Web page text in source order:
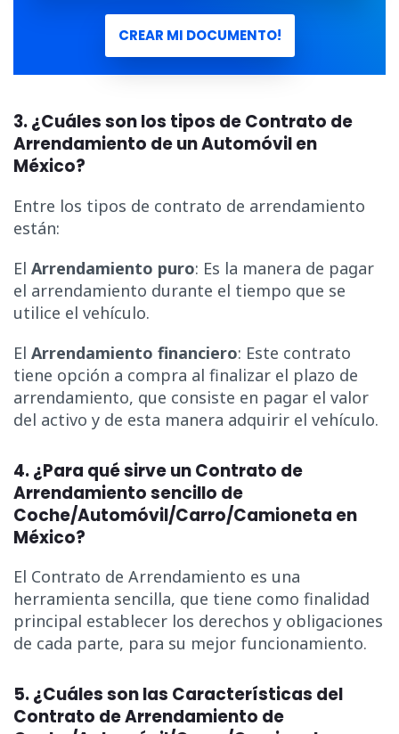
CREAR MI DOCUMENTO!
3. ¿Cuáles son los tipos de Contrato de
Arrendamiento de un Automóvil en
México?
Entre los tipos de contrato de arrendamiento
están:
El Arrendamiento puro: Es la manera de pagar
el arrendamiento durante el tiempo que se
utilice el vehículo.
El Arrendamiento financiero: Este contrato
tiene opción a compra al finalizar el plazo de
arrendamiento, que consiste en pagar el valor
del activo y de esta manera adquirir el vehículo.
4. ¿Para qué sirve un Contrato de
Arrendamiento sencillo de
Coche/Automóvil/Carro/Camioneta en
México?
El Contrato de Arrendamiento es una
herramienta sencilla, que tiene como finalidad
principal establecer los derechos y obligaciones
de cada parte, para su mejor funcionamiento.
5. ¿Cuáles son las Características del
Contrato de Arrendamiento de